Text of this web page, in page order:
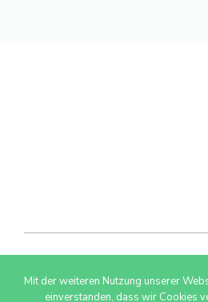
© 2026 AdSimple
Mit der weiteren Nutzung unserer
einverstanden, dass wir Cookies